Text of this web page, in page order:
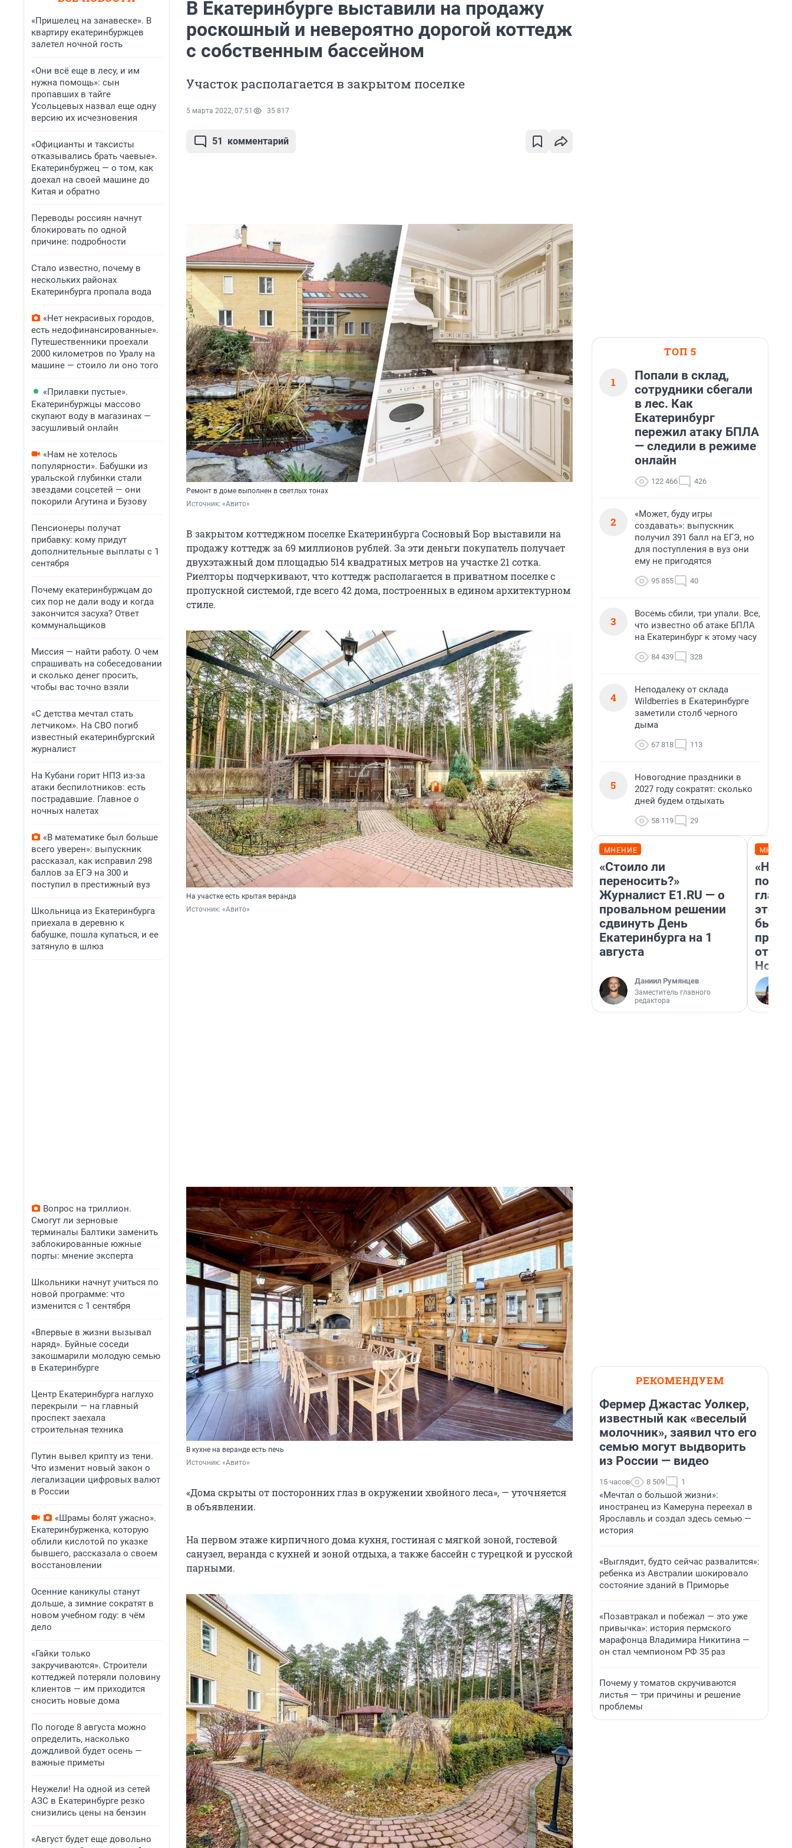
«Пришелец на занавеске». В
квартиру екатеринбуржцев
залетел ночной гость
«Они всё еще в лесу, и им
нужна помощь»: сын
пропавших в тайге
Усольцевых назвал еще одну
версию их исчезновения
«Официанты и таксисты
отказывались брать чаевые».
Екатеринбуржец — о том, как
доехал на своей машине до
Китая и обратно
Переводы россиян начнут
блокировать по одной
причине: подробности
Стало известно, почему в
нескольких районах
Екатеринбурга пропала вода
«Нет некрасивых городов,
есть недофинансированные».
Путешественники проехали
2000 километров по Уралу на
машине — стоило ли оно того
«Прилавки пустые».
Екатеринбуржцы массово
скупают воду в магазинах —
засушливый онлайн
«Нам не хотелось
популярности». Бабушки из
уральской глубинки стали
звездами соцсетей — они
покорили Агутина и Бузову
Пенсионеры получат
прибавку: кому придут
дополнительные выплаты с 1
сентября
Почему екатеринбуржцам до
сих пор не дали воду и когда
закончится засуха? Ответ
коммунальщиков
Миссия — найти работу. О чем
спрашивать на собеседовании
и сколько денег просить,
чтобы вас точно взяли
«С детства мечтал стать
летчиком». На СВО погиб
известный екатеринбургский
журналист
На Кубани горит НПЗ из-за
атаки беспилотников: есть
пострадавшие. Главное о
ночных налетах
«В математике был больше
всего уверен»: выпускник
рассказал, как исправил 298
баллов за ЕГЭ на 300 и
поступил в престижный вуз
Школьница из Екатеринбурга
приехала в деревню к
бабушке, пошла купаться, и ее
затянуло в шлюз
Вопрос на триллион.
Смогут ли зерновые
терминалы Балтики заменить
заблокированные южные
порты: мнение эксперта
Школьники начнут учиться по
новой программе: что
изменится с 1 сентября
«Впервые в жизни вызывал
наряд». Буйные соседи
закошмарили молодую семью
в Екатеринбурге
Центр Екатеринбурга наглухо
перекрыли — на главный
проспект заехала
строительная техника
Путин вывел крипту из тени.
Что изменит новый закон о
легализации цифровых валют
в России
«Шрамы болят ужасно».
Екатеринбурженка, которую
облили кислотой по указке
бывшего, рассказала о своем
восстановлении
Осенние каникулы станут
дольше, а зимние сократят в
новом учебном году: в чём
дело
«Гайки только
закручиваются». Строители
коттеджей потеряли половину
клиентов — им приходится
сносить новые дома
По погоде 8 августа можно
определить, насколько
дождливой будет осень —
важные приметы
Неужели! На одной из сетей
АЗС в Екатеринбурге резко
снизились цены на бензин
«Август будет еще довольно
В Екатеринбурге выставили на продажу
роскошный и невероятно дорогой коттедж
с собственным бассейном
Участок располагается в закрытом поселке
5 марта 2022, 07:51 35 817
51 комментарий
Ремонт в доме выполнен в светлых тонах
Источник: «Авито»
В закрытом коттеджном поселке Екатеринбурга Сосновый Бор выставили на
продажу коттедж за 69 миллионов рублей. За эти деньги покупатель получает
двухэтажный дом площадью 514 квадратных метров на участке 21 сотка.
Риелторы подчеркивают, что коттедж располагается в приватном поселке с
пропускной системой, где всего 42 дома, построенных в едином архитектурном
стиле.
На участке есть крытая веранда
Источник: «Авито»
В кухне на веранде есть печь
Источник: «Авито»
«Дома скрыты от посторонних глаз в окружении хвойного леса», — уточняется
в объявлении.
На первом этаже кирпичного дома кухня, гостиная с мягкой зоной, гостевой
санузел, веранда с кухней и зоной отдыха, а также бассейн с турецкой и русской
парными.
ТОП 5
1
Попали в склад,
сотрудники сбегали
в лес. Как
Екатеринбург
пережил атаку БПЛА
— следили в режиме
онлайн
122 466 426
2
«Может, буду игры
создавать»: выпускник
получил 391 балл на ЕГЭ, но
для поступления в вуз они
ему не пригодятся
95 855 40
3
Восемь сбили, три упали. Все,
что известно об атаке БПЛА
на Екатеринбург к этому часу
84 439 328
4
Неподалеку от склада
Wildberries в Екатеринбурге
заметили столб черного
дыма
67 818 113
5
Новогодние праздники в
2027 году сократят: сколько
дней будем отдыхать
58 119 29
МНЕНИЕ
«Стоило ли
переносить?»
Журналист E1.RU — о
провальном решении
сдвинуть День
Екатеринбурга на 1
августа
Даниил Румянцев
Заместитель главного
редактора
этого
бьет
РЕКОМЕНДУЕМ
Фермер Джастас Уолкер,
известный как «веселый
молочник», заявил что его
семью могут выдворить
из России — видео
15 часов 8 509 1
«Мечтал о большой жизни»:
иностранец из Камеруна переехал в
Ярославль и создал здесь семью —
история
«Выглядит, будто сейчас развалится»:
ребенка из Австралии шокировало
состояние зданий в Приморье
«Позавтракал и побежал — это уже
привычка»: история пермского
марафонца Владимира Никитина —
он стал чемпионом РФ 35 раз
Почему у томатов скручиваются
листья — три причины и решение
проблемы